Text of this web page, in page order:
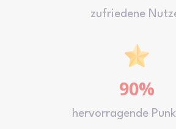
zufriedene
90%
hervorragende